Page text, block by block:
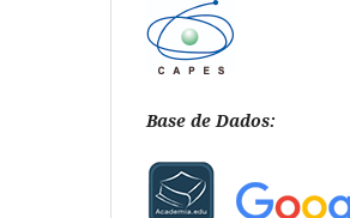
Base de Dados: